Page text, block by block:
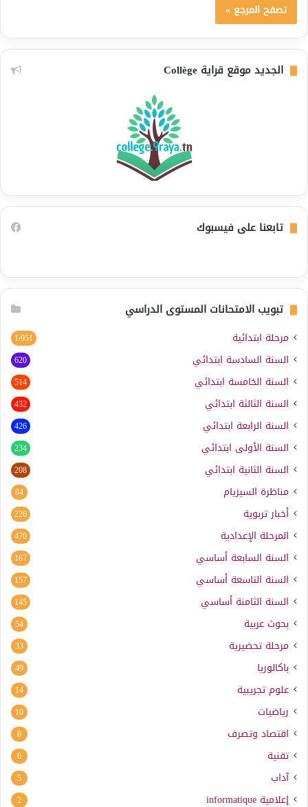
تصفح المرجع »
الجديد موقع قراية Collège
تابعنا على فيسبوك
تبويب الامتحانات المستوى الدراسي
مرحلة ابتدائية 1٬951
السنة السادسة ابتدائي 620
السنة الخامسة ابتدائي 514
السنة الثالثة ابتدائي 432
السنة الرابعة ابتدائي 426
السنة الأولى ابتدائي 234
السنة الثانية ابتدائي 208
مناظرة السيزيام 84
أخبار تربوية 226
المرحلة الإعدادية 470
السنة السابعة أساسي 167
السنة التاسعة أساسي 157
السنة الثامنة أساسي 145
بحوث عربية 54
مرحلة تحضيرية 33
باكالوريا 49
علوم تجريبية 14
رياضيات 10
اقتصاد وتصرف 8
تقنية 6
آداب 5
إعلامية informatique
2